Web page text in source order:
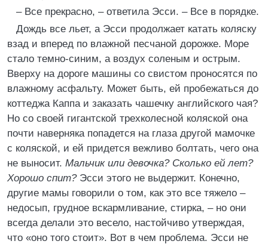
– Все прекрасно, – ответила Эсси. – Все в порядке.
Дождь все льет, а Эсси продолжает катать коляску
взад и вперед по влажной песчаной дорожке. Море
стало темно-синим, а воздух соленым и острым.
Вверху на дороге машины со свистом проносятся по
влажному асфальту. Может быть, ей пробежаться до
коттеджа Каппа и заказать чашечку английского чая?
Но со своей гигантской трехколесной коляской она
почти наверняка попадется на глаза другой мамочке
с коляской, и ей придется вежливо болтать, чего она
не выносит. Мальчик или девочка? Сколько ей лет?
Хорошо спит?Эсси этого не выдержит. Конечно,
другие мамы говорили о том, как это все тяжело –
недосып, грудное вскармливание, стирка, – но они
всегда делали это весело, настойчиво утверждая,
что «оно того стоит». Вот в чем проблема. Эсси не